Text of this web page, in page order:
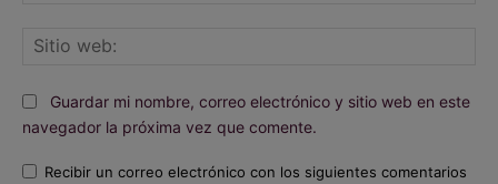
Guardar mi nombre, correo electrónico y sitio web en este
navegador la próxima vez que comente.
Recibir un correo electrónico con los siguientes comentarios